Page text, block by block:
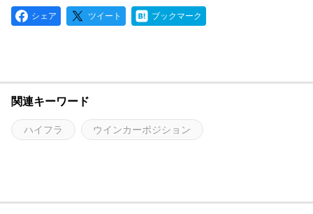
シェア ツイート ブックマーク
関連キーワード
ハイフラ ウインカーポジション